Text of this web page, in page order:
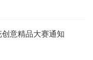
意精品大赛通知